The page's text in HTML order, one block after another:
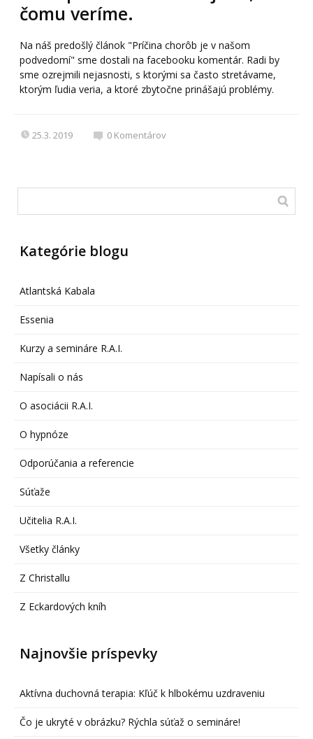
čomu veríme.
Na náš predošlý článok "Príčina chorôb je v našom
podvedomí" sme dostali na facebooku komentár. Radi by
sme ozrejmili nejasnosti, s ktorými sa často stretávame,
ktorým ľudia veria, a ktoré zbytočne prinášajú problémy.
25.3. 2019 0 Komentárov
Kategórie blogu
Atlantská Kabala
Essenia
Kurzy a semináre R.A.I.
Napísali o nás
O asociácii R.A.I.
O hypnóze
Odporúčania a referencie
Súťaže
Učitelia R.A.I.
Všetky články
Z Christallu
Z Eckardových kníh
Najnovšie príspevky
Aktívna duchovná terapia: Kľúč k hlbokému uzdraveniu
Čo je ukryté v obrázku? Rýchla súťaž o semináre!